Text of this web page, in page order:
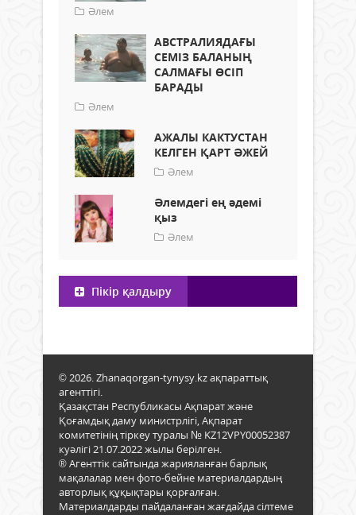
Әлем
АВСТРАЛИЯДАҒЫ
СЕМІЗ БАЛАНЫҢ
САЛМАҒЫ ӨСІП
БАРАДЫ
Әлем
АЖАЛЫ КАКТУСТАН
КЕЛГЕН ҚАРТ ӘЖЕЙ
Әлем
Әлемдегі ең әдемі
қыз
Әлем
Пікір қалдыру
© 2026. Zhanaqorgan-tynysy.kz ақпараттық
агенттігі.
Қазақстан Республикасы Ақпарат және
Қоғамдық даму министрлігі, Ақпарат
комитетінің тіркеу туралы № KZ12VPY00052387
куәлігі 21.07.2022 жылы берілген.
® Агенттік сайтында жарияланған барлық
мақалалар мен фото-бейне материалдардың
авторлық құқықтары қорғалған.
Материалдарды пайдаланған жағдайда сілтеме